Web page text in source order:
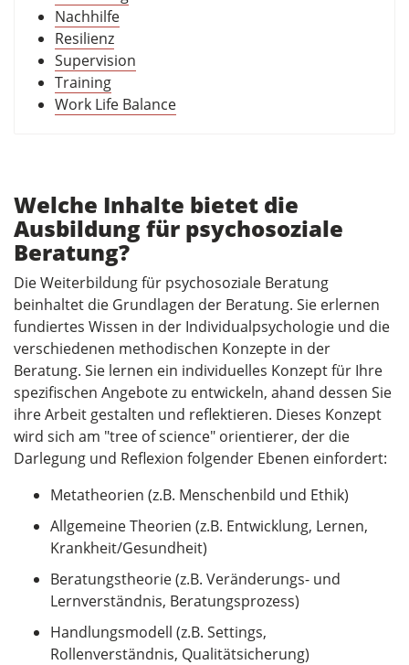
Welche Inhalte bietet die
Ausbildung für psychosoziale
Beratung?
Die Weiterbildung für psychosoziale Beratung
beinhaltet die Grundlagen der Beratung. Sie erlernen
fundiertes Wissen in der Individualpsychologie und die
verschiedenen methodischen Konzepte in der
Beratung. Sie lernen ein individuelles Konzept für Ihre
spezifischen Angebote zu entwickeln, ahand dessen Sie
ihre Arbeit gestalten und reflektieren. Dieses Konzept
wird sich am "tree of science" orientierer, der die
Darlegung und Reflexion folgender Ebenen einfordert:
Metatheorien (z.B. Menschenbild und Ethik)
Allgemeine Theorien (z.B. Entwicklung, Lernen,
Krankheit/Gesundheit)
Beratungstheorie (z.B. Veränderungs- und
Lernverständnis, Beratungsprozess)
Handlungsmodell (z.B. Settings,
Rollenverständnis, Qualitätsicherung)
Nachhilfe
Resilienz
Supervision
Training
Work Life Balance